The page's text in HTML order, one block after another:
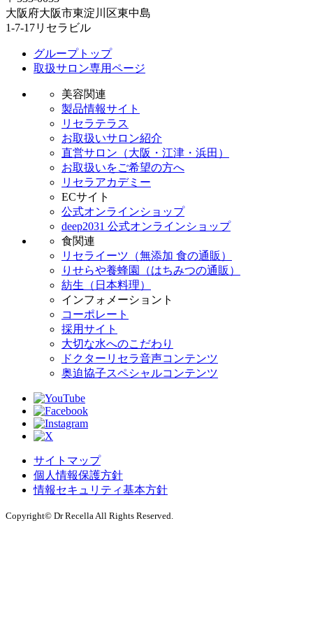
大阪府大阪市東淀川区東中島
1-7-17リセラビル
グループトップ
取扱サロン専用ページ
美容関連
製品情報サイト
リセラテラス
お取扱いサロン紹介
直営サロン（大阪・江津・浜田）
お取扱いをご希望の方へ
リセラアカデミー
ECサイト
公式オンラインショップ
deep2031 公式オンラインショップ
食関連
リセライーツ（無添加 食の通販）
りせらや養蜂園（はちみつの通販）
紡生（日本料理）
インフォメーショント
コーポレート
採用サイト
大切な水へのこだわり
ドクターリセラ音声コンテンツ
奥迫協子スペシャルコンテンツ
サイトマップ
個人情報保護方針
情報セキュリティ基本方針
Copyright© Dr Recella All Rights Reserved.